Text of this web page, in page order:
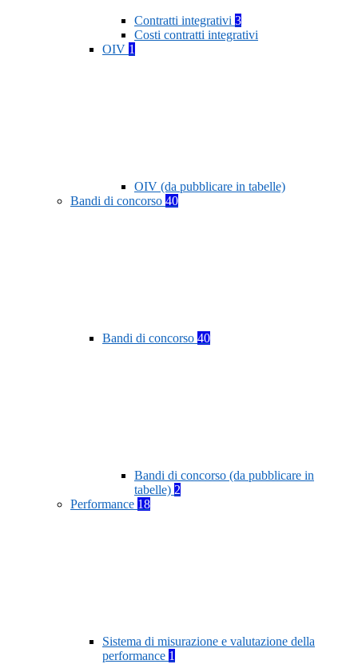
Contratti integrativi 3
Costi contratti integrativi
OIV 1
OIV (da pubblicare in tabelle)
Bandi di concorso 40
Bandi di concorso 40
Bandi di concorso (da pubblicare in
tabelle) 2
Performance 18
Sistema di misurazione e valutazione della
performance 1